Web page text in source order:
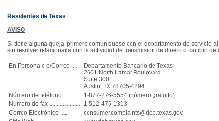
Residentes de Texas
AVISO
Si tiene alguna queja, primero comuníquese con el departamento de servicio
sin resolver relacionada con la actividad de transmisión de dinero o cambio
En Persona o p/Correo ....
Departamento Bancario de Texas
2601 North Lamar Boulevard
Suite 300
Austin, TX 78705-4294
Número de teléfono ...........
1-877-276-5554 (número gratuito)
Número de fax ...................... 1-512-475-1313
Correo Electrónico ......
consumer.complaints@dob.texas.gov